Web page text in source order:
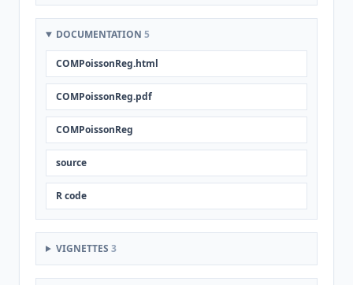
DOCUMENTATION 5
COMPoissonReg.html
COMPoissonReg.pdf
COMPoissonReg
source
R code
VIGNETTES 3